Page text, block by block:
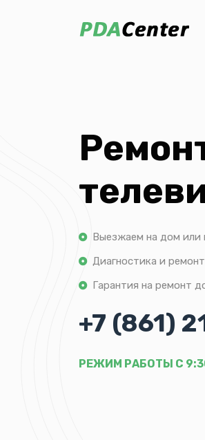
Выезжаем на дом или
Диагностика и
Гарантия на ремонт
+7 (861)
РЕЖИМ РАБОТЫ С